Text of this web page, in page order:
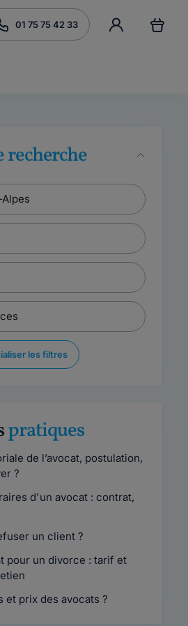
01 75 75 42 33
recherche
les filtres
pratiques
de l’avocat, postulation,
?
d'un avocat : contrat,
un client ?
pour un divorce : tarif et
et prix des avocats ?